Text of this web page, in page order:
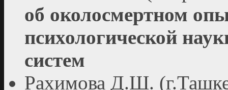
об околосмертном
психологической
систем
Рахимова Д.Ш.